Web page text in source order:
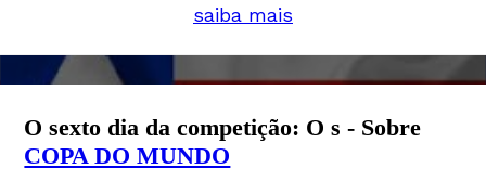
saiba mais
O sexto dia da competição: O s - Sobre
COPA DO MUNDO